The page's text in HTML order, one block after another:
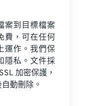
案到目標檔案
費，可在任何
運作。我們保
隱私。文件採
加密保護，
動刪除。